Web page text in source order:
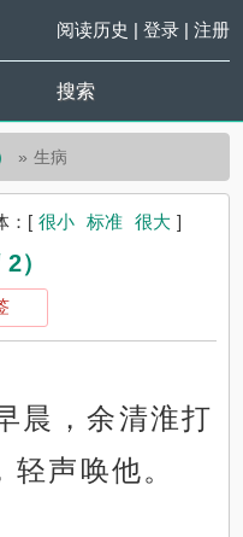
阅读历史 | 登录| 注册
搜索
生病
： [ 很小 标准 很大 ]
）
晨，余清淮打
声唤他。